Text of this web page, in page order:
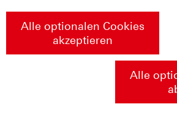
Alle optionalen Cookies
akzeptieren
Alle